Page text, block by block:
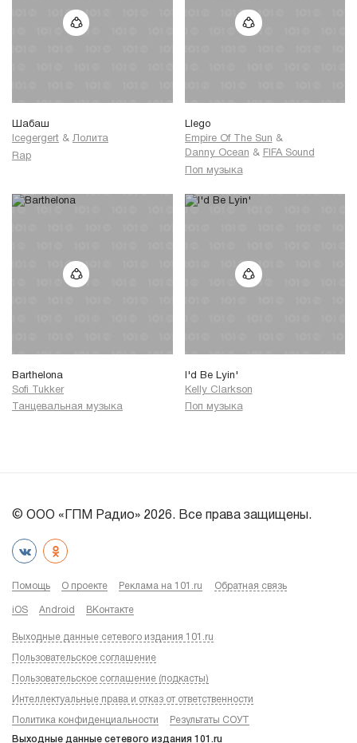
Шабаш
Icegergert & Лолита
Rap
Llego
Empire Of The Sun &
Danny Ocean & FIFA Sound
Поп музыка
Barthelona
Sofi Tukker
Танцевальная музыка
I'd Be Lyin'
Kelly Clarkson
Поп музыка
© ООО «ГПМ Радио» 2026. Все права защищены.
Помощь О проекте Реклама на 101.ru Обратная связь
iOS Android ВКонтакте
Выходные данные сетевого издания 101.ru
Пользовательское соглашение
Пользовательское соглашение (подкасты)
Интеллектуальные права и отказ от ответственности
Политика конфиденциальности Результаты СОУТ
Выходные данные сетевого издания 101.ru